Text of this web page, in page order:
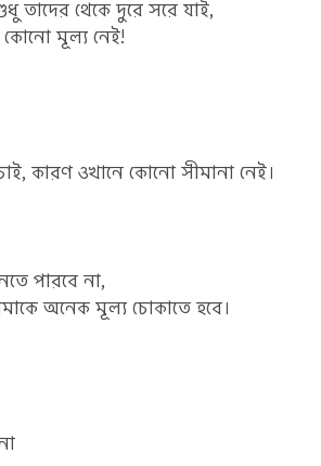
তাদের থেকে দুরে সরে যাই,
মূল্য নেই!
কারণ ওখানে কোনো সীমানা নেই।
পারবে না,
অনেক মূল্য চোকাতে হবে।